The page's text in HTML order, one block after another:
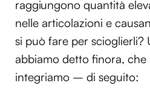
raggiungono quantità
nelle articolazioni e
si può fare per scioglierli?
abbiamo detto finora,
integriamo – di seguito: